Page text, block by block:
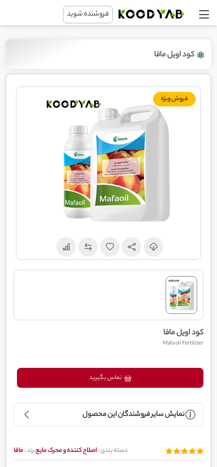
فروشنده شوید
کود اویل مافا
فروش ویژه
کود اویل مافا
Mafa oil Fertilizer
نمایش سایر فروشندگان این محصول
دسته بندی :اصلاح کننده و محرک مایعبرند :مافا